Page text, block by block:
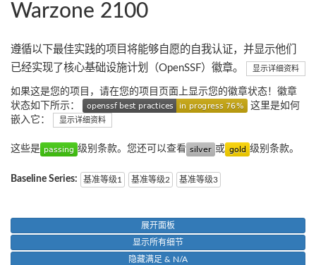
Warzone 2100
遵循以下最佳实践的项目将能够自愿的自我认证，并显示他们
已经实现了核心基础设施计划（OpenSSF）徽章。
显示详细资料
如果这是您的项目，请在您的项目页面上显示您的徽章状态！徽章
状态如下所示：
这里是如何
嵌入它：
显示详细资料
这些是 级别条款。您还可以查看 或 级别条款。
Baseline Series: 基准等级1 基准等级2 基准等级3
展开面板
显示所有细节
隐藏满足 & N/A